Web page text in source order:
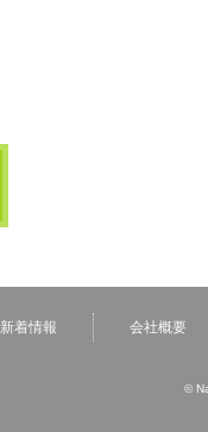
新着情報 会社概要
©